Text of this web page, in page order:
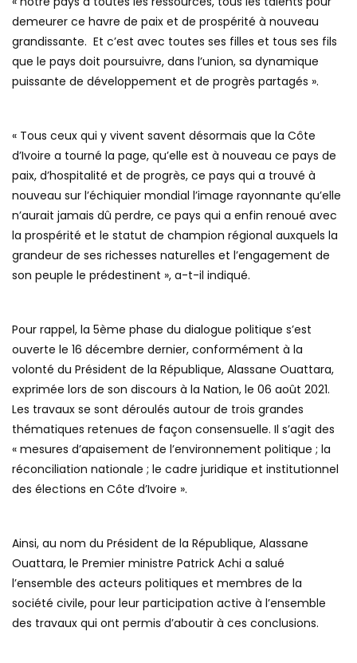
demeurer ce havre de paix et de prospérité à nouveau
grandissante. Et c’est avec toutes ses filles et tous ses fils
que le pays doit poursuivre, dans l’union, sa dynamique
puissante de développement et de progrès partagés ».
« Tous ceux qui y vivent savent désormais que la Côte
d’Ivoire a tourné la page, qu’elle est à nouveau ce pays de
paix, d’hospitalité et de progrès, ce pays qui a trouvé à
nouveau sur l’échiquier mondial l’image rayonnante qu’elle
n’aurait jamais dû perdre, ce pays qui a enfin renoué avec
la prospérité et le statut de champion régional auxquels la
grandeur de ses richesses naturelles et l’engagement de
son peuple le prédestinent », a-t-il indiqué.
Pour rappel, la 5ème phase du dialogue politique s’est
ouverte le 16 décembre dernier, conformément à la
volonté du Président de la République, Alassane Ouattara,
exprimée lors de son discours à la Nation, le 06 août 2021.
Les travaux se sont déroulés autour de trois grandes
thématiques retenues de façon consensuelle. Il s’agit des
« mesures d’apaisement de l’environnement politique ; la
réconciliation nationale ; le cadre juridique et institutionnel
des élections en Côte d’Ivoire ».
Ainsi, au nom du Président de la République, Alassane
Ouattara, le Premier ministre Patrick Achi a salué
l’ensemble des acteurs politiques et membres de la
société civile, pour leur participation active à l’ensemble
des travaux qui ont permis d’aboutir à ces conclusions.